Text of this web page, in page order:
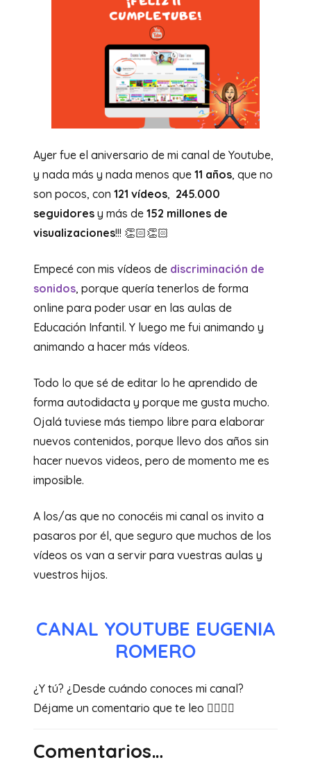
Ayer fue el aniversario de mi canal de Youtube,
y nada más y nada menos que 11 años, que no
son pocos, con 121 vídeos, 245.000
seguidores y más de 152 millones de
visualizaciones!!! 👏🏻👏🏻
Empecé con mis vídeos de discriminación de
sonidos, porque quería tenerlos de forma
online para poder usar en las aulas de
Educación Infantil. Y luego me fui animando y
animando a hacer más vídeos.
Todo lo que sé de editar lo he aprendido de
forma autodidacta y porque me gusta mucho.
Ojalá tuviese más tiempo libre para elaborar
nuevos contenidos, porque llevo dos años sin
hacer nuevos videos, pero de momento me es
imposible.
A los/as que no conocéis mi canal os invito a
pasaros por él, que seguro que muchos de los
vídeos os van a servir para vuestras aulas y
vuestros hijos.
CANAL YOUTUBE EUGENIA
ROMERO
¿Y tú? ¿Desde cuándo conoces mi canal?
Déjame un comentario que te leo 👇🏻👇🏻
Comentarios…